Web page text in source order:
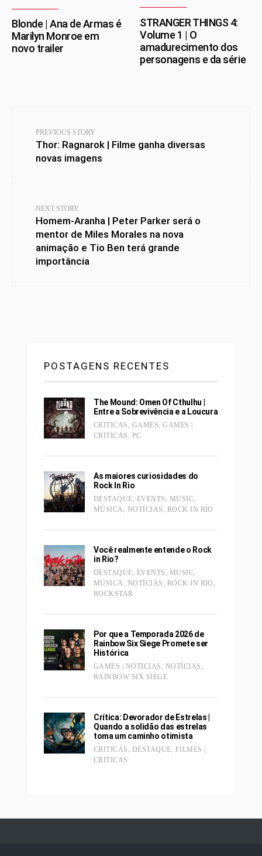
Blonde | Ana de Armas é
Marilyn Monroe em
novo trailer
STRANGER THINGS 4:
Volume 1 | O
amadurecimento dos
personagens e da série
PREVIOUS STORY
Thor: Ragnarok | Filme ganha diversas
novas imagens
NEXT STORY
Homem-Aranha | Peter Parker será o
mentor de Miles Morales na nova
animação e Tio Ben terá grande
importância
POSTAGENS RECENTES
The Mound: Omen Of Cthulhu |
Entre a Sobrevivência e a Loucura
CRITICAS , GAMES,GAMES |
CRITICAS , PC
As maiores curiosidades do
Rock In Rio
DESTAQUE, EVENTS , MUSIC,
MÚSICA , NOTÍCIAS , ROCK IN RIO
Você realmente entende o Rock
in Rio?
DESTAQUE, EVENTS , MUSIC,
MÚSICA , NOTÍCIAS , ROCK IN RIO ,
ROCKSTAR
Por que a Temporada 2026 de
Rainbow Six Siege Promete ser
Histórica
GAMES | NOTICIAS , NOTÍCIAS ,
RAINBOW SIX SIEGE
Crítica: Devorador de Estrelas |
Quando a solidão das estrelas
toma um caminho otimista
CRITICAS , DESTAQUE, FILMES |
CRITICAS